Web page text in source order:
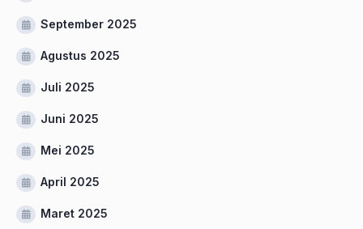
September 2025
Agustus 2025
Juli 2025
Juni 2025
Mei 2025
April 2025
Maret 2025